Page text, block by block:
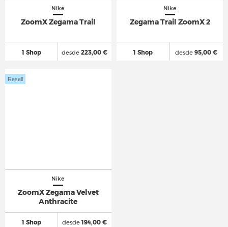
Nike
ZoomX Zegama Trail
1 Shop desde 223,00 €
Nike
Zegama Trail ZoomX 2
1 Shop desde 95,00 €
Nike
ZoomX Zegama Velvet
Anthracite
1 Shop
Resell
desde194,00 €